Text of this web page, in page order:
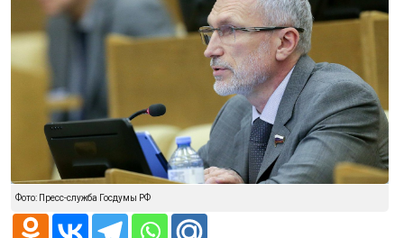
Фото: Пресс-служба Госдумы РФ